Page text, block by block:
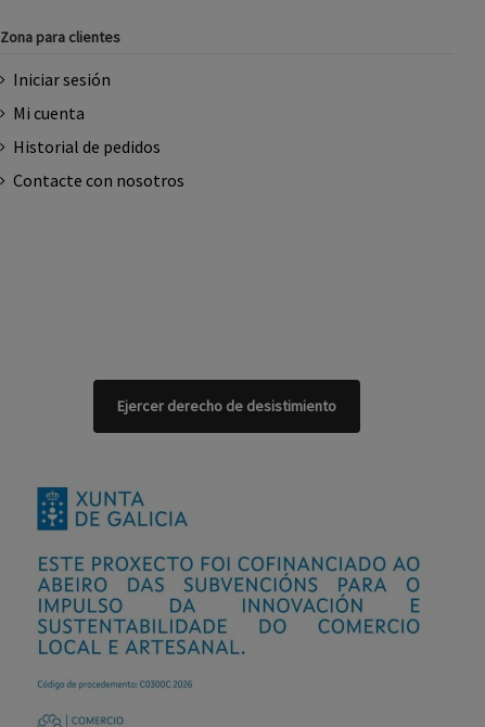
Zona para clientes
Iniciar sesión
Mi cuenta
Historial de pedidos
Contacte con nosotros
Ejercer derecho de desistimiento